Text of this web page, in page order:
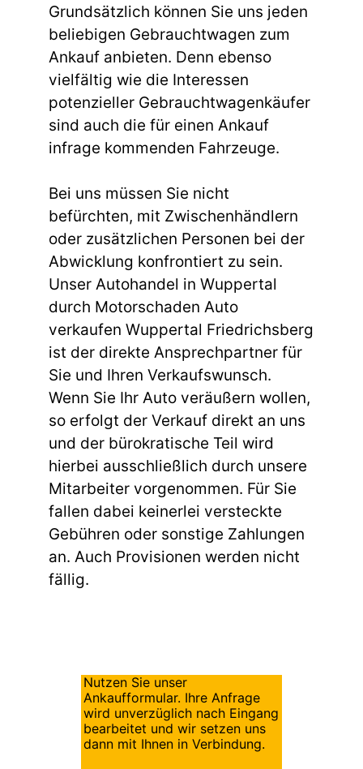
Grundsätzlich können Sie uns jeden
beliebigen Gebrauchtwagen zum
Ankauf anbieten. Denn ebenso
vielfältig wie die Interessen
potenzieller Gebrauchtwagenkäufer
sind auch die für einen Ankauf
infrage kommenden Fahrzeuge.
Bei uns müssen Sie nicht
befürchten, mit Zwischenhändlern
oder zusätzlichen Personen bei der
Abwicklung konfrontiert zu sein.
Unser Autohandel in Wuppertal
durch Motorschaden Auto
verkaufen Wuppertal Friedrichsberg
ist der direkte Ansprechpartner für
Sie und Ihren Verkaufswunsch.
Wenn Sie Ihr Auto veräußern wollen,
so erfolgt der Verkauf direkt an uns
und der bürokratische Teil wird
hierbei ausschließlich durch unsere
Mitarbeiter vorgenommen. Für Sie
fallen dabei keinerlei versteckte
Gebühren oder sonstige Zahlungen
an. Auch Provisionen werden nicht
fällig.
Nutzen Sie unser
Ankaufformular. Ihre Anfrage
wird unverzüglich nach Eingang
bearbeitet und wir setzen uns
dann mit Ihnen in Verbindung.